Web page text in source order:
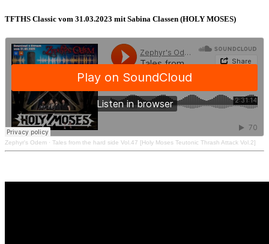
TFTHS Classic vom 31.03.2023 mit Sabina Classen (HOLY MOSES)
Zephyr's Odem · Tales from the hard side Vol.47 [Holy Moses Teutonic Thrash Attack Vol.2]